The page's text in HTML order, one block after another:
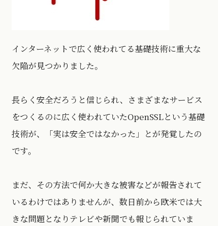
インターネットで広く使われてる基礎技術に重大な
欠陥が見つかりました。
長らく安全だろうと信じられ、さまざまなサービス
をつくるのに広く使われていたOpenSSLという基礎
技術が、「実は安全ではなかった」とが発覚したの
です。
まだ、その方法で何か大きな被害などが報告されて
いるわけではありませんが、数日前から欧米では大
きな問題となりテレビや新聞でも報じられていま